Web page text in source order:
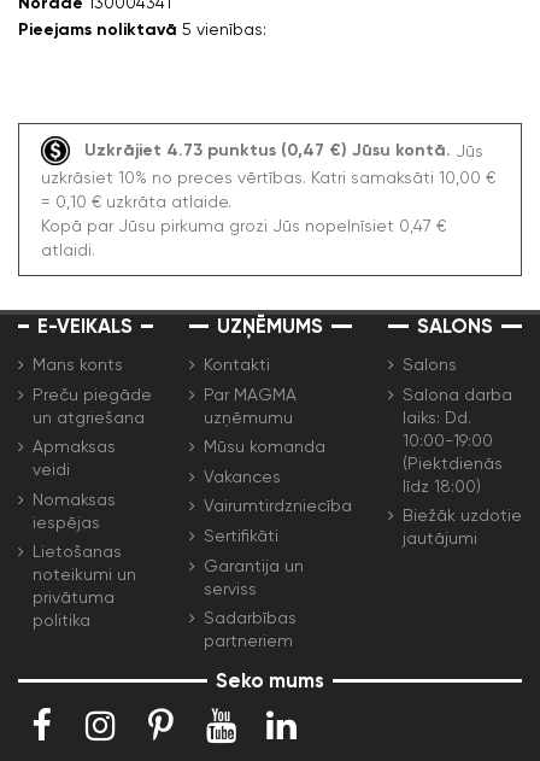
Pieejams noliktavā 5 vienības:
Uzkrājiet 4.73 punktus (0,47 €) Jūsu kontā. Jūs
uzkrāsiet 10% no preces vērtības. Katri samaksāti 10,00 €
= 0,10 € uzkrāta atlaide.
Kopā par Jūsu pirkuma grozi Jūs nopelnīsiet 0,47 €
atlaidi.
E-VEIKALS
Mans konts
Preču piegāde
un atgriešana
Apmaksas
veidi
Nomaksas
iespējas
Lietošanas
noteikumi un
privātuma
politika
UZŅĒMUMS
Kontakti
Par MAGMA
uzņēmumu
Mūsu komanda
Vakances
Vairumtirdzniecība
Sertifikāti
Garantija un
serviss
Sadarbības
partneriem
SALONS
Salons
Salona darba
laiks: Dd.
10:00-19:00
(Piektdienās
līdz 18:00)
Biežāk uzdotie
jautājumi
Seko mums